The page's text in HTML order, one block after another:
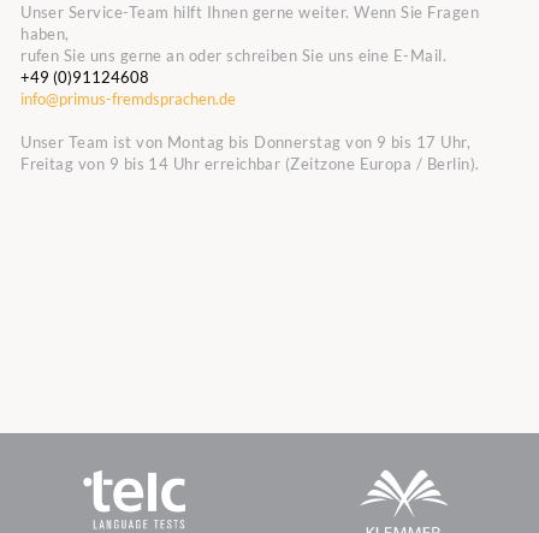
Unser Service-Team hilft Ihnen gerne weiter. Wenn Sie Fragen
haben,
rufen Sie uns gerne an oder schreiben Sie uns eine E-Mail.
+49 (0)91124608
info@primus-fremdsprachen.de
Unser Team ist von Montag bis Donnerstag von 9 bis 17 Uhr,
Freitag von 9 bis 14 Uhr erreichbar (Zeitzone Europa / Berlin).